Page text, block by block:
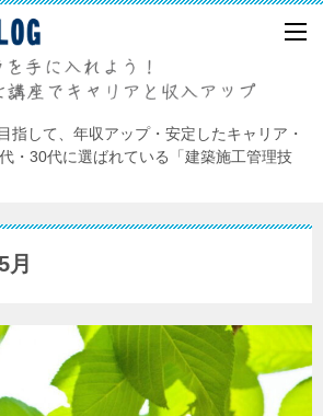
指して、年収アップ・安定したキャリア・
・30代に選ばれている「建築施工管理技